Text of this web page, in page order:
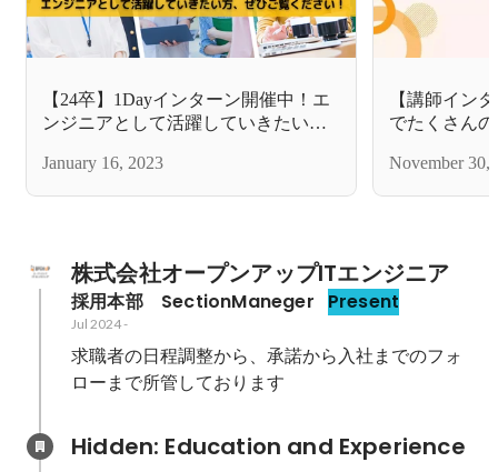
【24卒】1Dayインターン開催中！エ
ンジニアとして活躍していきたい
January 16, 2023
【講師イン
でたくさん
を誇るオー
＊
November 30,
株式会社オープンアップITエンジニア
採用本部　SectionManeger Present
Jul 2024-
求職者の日程調整から、承諾から入社までのフォ
ローまで所管しております